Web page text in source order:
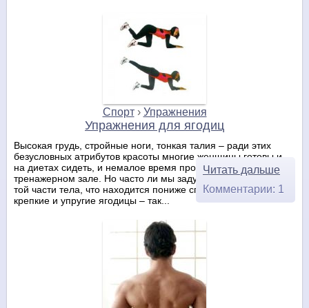
Спорт› Упражнения
Упражнения для ягодиц
Высокая грудь, стройные ноги, тонкая талия – ради этих
безусловных атрибутов красоты многие женщины готовы и
на диетах сидеть, и немалое время проводить в
тренажерном зале. Но часто ли мы задумываемся о красоте
той части тела, что находится пониже спины? А между тем,
крепкие и упругие ягодицы – так...
Читать дальше
Комментарии: 1